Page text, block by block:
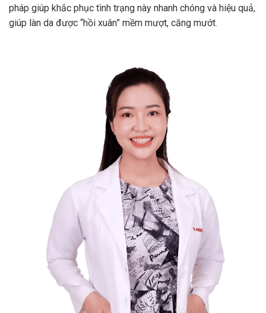
pháp giúp khắc phục tình trạng này nhanh chóng và hiệu quả,
giúp làn da được “hồi xuân” mềm mượt, căng mướt.